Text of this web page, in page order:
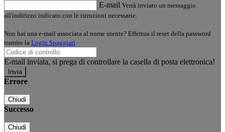
E-mail Verrà inviato un messaggio
all'indirizzo indicato con le istruzioni necessarie.
Non hai una e-mail associata al nome utente? Effettua il reset della password
tramite la Login Spaggiari
E-mail inviata, si prega di controllare la casella di posta elettronica!
Errore
Chiudi
Successo
Chiudi